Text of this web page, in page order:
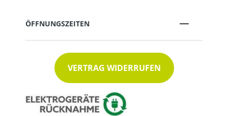
ÖFFNUNGSZEITEN
VERTRAG WIDERRUFEN